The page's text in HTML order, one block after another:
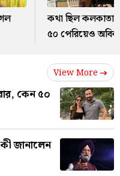
কথা ছিল কলকাতার
৫০ পেরিয়েও
View More
কেন ৫০
জানালেন